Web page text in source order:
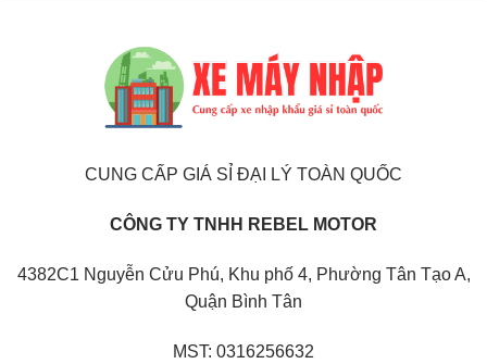
CUNG CẤP GIÁ SỈ ĐẠI LÝ TOÀN QUỐC
CÔNG TY TNHH REBEL MOTOR
4382C1 Nguyễn Cửu Phú, Khu phố 4, Phường Tân Tạo A,
Quận Bình Tân
MST: 0316256632